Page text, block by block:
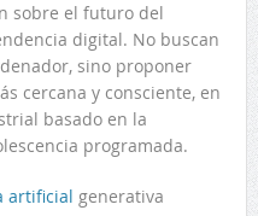
sobre el futuro del
digital. No buscan
sino proponer
cercana y consciente, en
basado en la
programada.
artificial generativa